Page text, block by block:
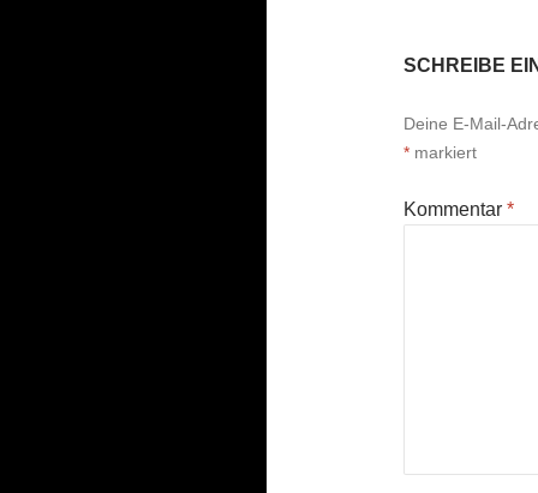
SCHREIBE
Deine E-Mail-
* markiert
Kommentar *